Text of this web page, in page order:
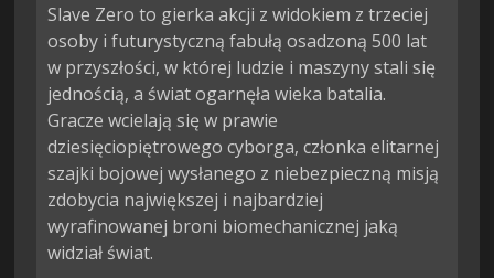
Slave Zero to gierka akcji z widokiem z trzeciej
osoby i futurystyczną fabułą osadzoną 500 lat
w przyszłości, w której ludzie i maszyny stali się
jednością, a świat ogarnęła wieka batalia.
Gracze wcielają się w prawie
dziesięciopiętrowego cyborga, członka elitarnej
szajki bojowej wysłanego z niebezpieczną misją
zdobycia największej i najbardziej
wyrafinowanej broni biomechanicznej jaką
widział świat.